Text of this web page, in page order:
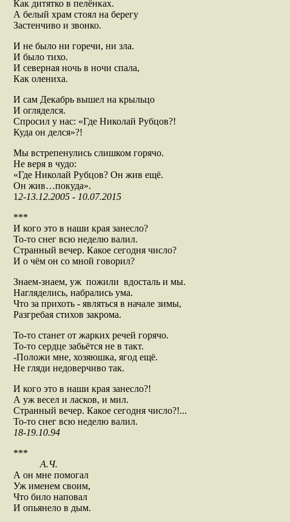
Как дитятко в пелёнках.
А белый храм стоял на берегу
Застенчиво и звонко.
И не было ни горечи, ни зла.
И было тихо.
И северная ночь в ночи спала,
Как олениха.
И сам Декабрь вышел на крыльцо
И огляделся.
Спросил у нас: «Где Николай Рубцов?!
Куда он делся»?!
Мы встрепенулись слишком горячо.
Не веря в чудо:
«Где Николай Рубцов? Он жив ещё.
Он жив…покуда».
12-13.12.2005 - 10.07.2015
***
И кого это в наши края занесло?
То-то снег всю неделю валил.
Странный вечер. Какое сегодня число?
И о чём он со мной говорил?
Знаем-знаем, уж пожили вдосталь и мы.
Нагляделись, набрались ума.
Что за прихоть - являться в начале зимы,
Разгребая стихов закрома.
То-то станет от жарких речей горячо.
То-то сердце забьётся не в такт.
-Положи мне, хозяюшка, ягод ещё.
Не гляди недоверчиво так.
И кого это в наши края занесло?!
А уж весел и ласков, и мил.
Странный вечер. Какое сегодня число?!...
То-то снег всю неделю валил.
18-19.10.94
***
А.Ч.
А он мне помогал
Уж именем своим,
Что било наповал
И опьянело в дым.